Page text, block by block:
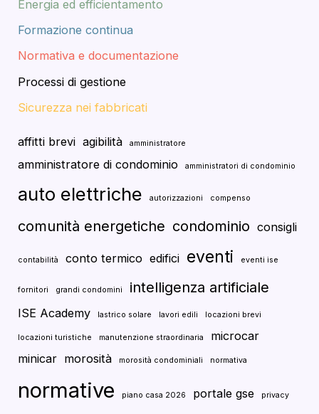
Energia ed efficientamento
Formazione continua
Normativa e documentazione
Processi di gestione
Sicurezza nei fabbricati
affitti brevi agibilità amministratore
amministratore di condominio amministratori di condominio
auto elettriche autorizzazioni compenso
comunità energetiche condominio consigli
contabilità conto termico edifici eventi eventi ise
fornitori grandi condomini intelligenza artificiale
ISE Academy lastrico solare lavori edili locazioni brevi
locazioni turistiche manutenzione straordinaria
microcar
minicar morosità morosità condominiali normativa
normative piano casa 2026 portale gse privacy